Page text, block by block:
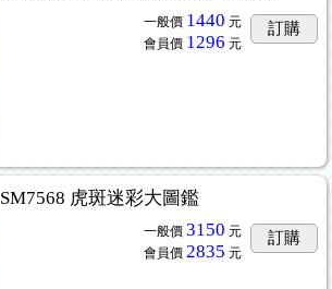
一般價 1440 元
會員價 1296 元
訂購
SM7568 虎斑迷彩大圖鑑
一般價 3150 元
會員價 2835 元
訂購